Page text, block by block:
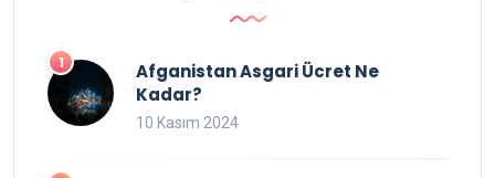
Afganistan Asgari Ücret Ne
Kadar?
10 Kasım 2024